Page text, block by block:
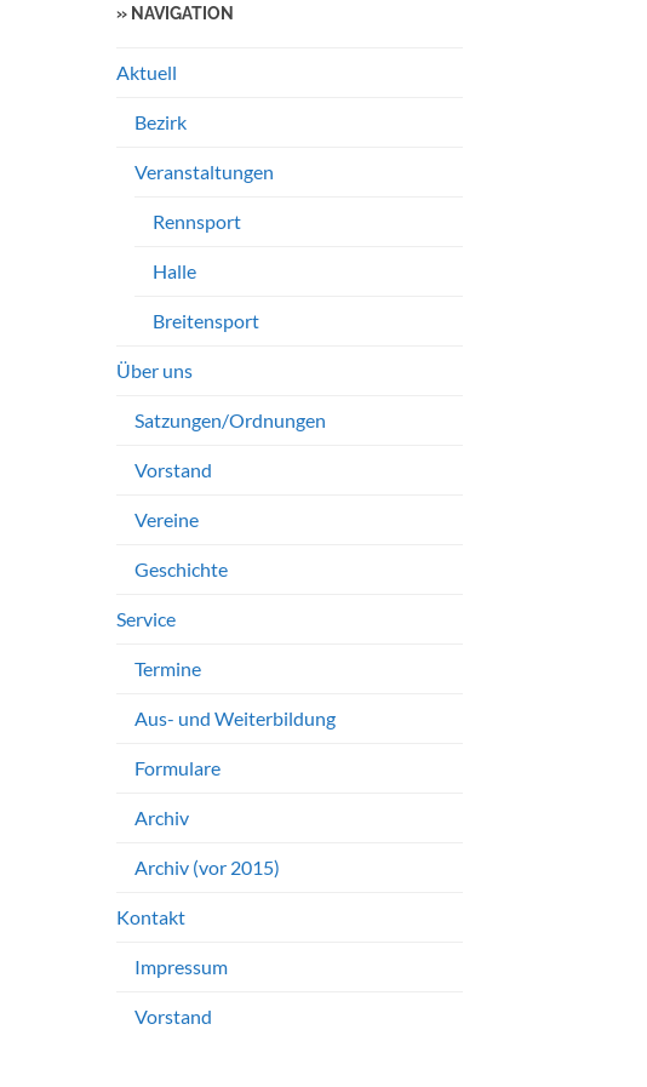
» NAVIGATION
Aktuell
Bezirk
Veranstaltungen
Rennsport
Halle
Breitensport
Über uns
Satzungen/Ordnungen
Vorstand
Vereine
Geschichte
Service
Termine
Aus- und Weiterbildung
Formulare
Archiv
Archiv (vor 2015)
Kontakt
Impressum
Vorstand